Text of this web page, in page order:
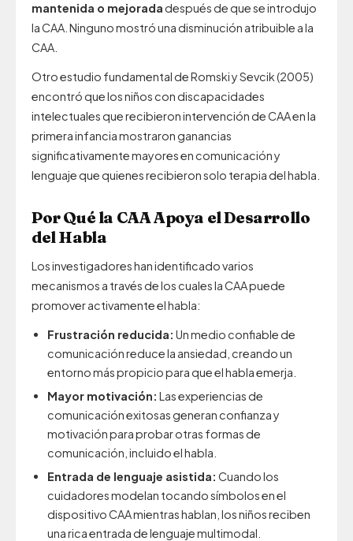
mantenida o mejoradadespués de que se introdujo
la CAA. Ninguno mostró una disminución atribuible a la
CAA.
Otro estudio fundamental de Romski y Sevcik (2005)
encontró que los niños con discapacidades
intelectuales que recibieron intervención de CAA en la
primera infancia mostraron ganancias
significativamente mayores en comunicación y
lenguaje que quienes recibieron solo terapia del habla.
Por Qué la CAA Apoya el Desarrollo
del Habla
Los investigadores han identificado varios
mecanismos a través de los cuales la CAA puede
promover activamente el habla:
Frustración reducida: Un medio confiable de
comunicación reduce la ansiedad, creando un
entorno más propicio para que el habla emerja.
Mayor motivación: Las experiencias de
comunicación exitosas generan confianza y
motivación para probar otras formas de
comunicación, incluido el habla.
Entrada de lenguaje asistida: Cuando los
cuidadores modelan tocando símbolos en el
dispositivo CAA mientras hablan, los niños reciben
una rica entrada de lenguaje multimodal.